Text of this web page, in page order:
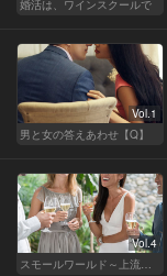
婚活は、ワインスクールで
Vol.1
男と女の答えあわせ【Q】
Vol.4
スモールワールド～上流階級の社会～